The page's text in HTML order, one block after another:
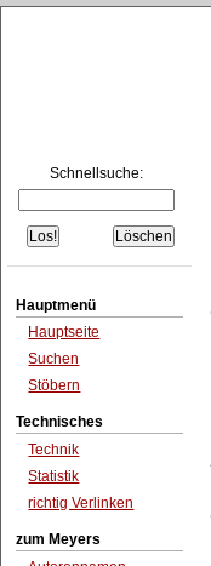
Schnellsuche:
Hauptmenü
Hauptseite
Suchen
Stöbern
Technisches
Technik
Statistik
richtig Verlinken
zum Meyers